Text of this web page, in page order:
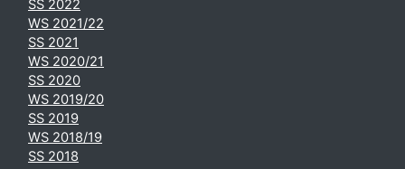
SS 2022
WS 2021/22
SS 2021
WS 2020/21
SS 2020
WS 2019/20
SS 2019
WS 2018/19
SS 2018